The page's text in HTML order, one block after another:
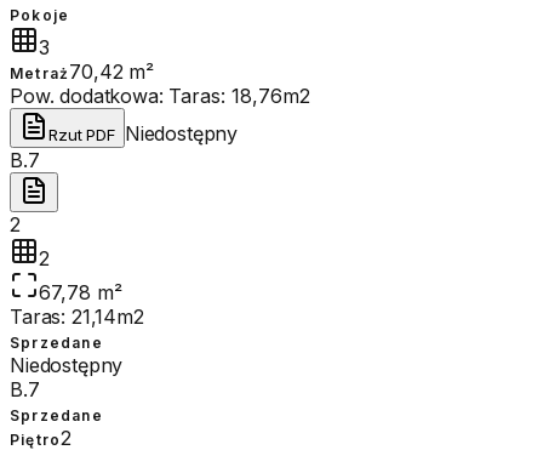
Pokoje
3
Metraż 70,42 m²
Pow. dodatkowa: Taras: 18,76m2
Rzut PDF Niedostępny
B.7
2
2
67,78 m²
Taras: 21,14m2
Sprzedane
Niedostępny
B.7
Sprzedane
Piętro2